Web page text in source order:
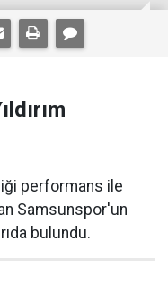
performans ile
Samsunspor'un
bulundu.